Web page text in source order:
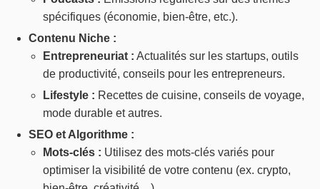
spécifiques (économie, bien-être, etc.).
Contenu Niche :
Entrepreneuriat : Actualités sur les startups, outils
de productivité, conseils pour les entrepreneurs.
Lifestyle : Recettes de cuisine, conseils de voyage,
mode durable et autres.
SEO et Algorithme :
Mots-clés : Utilisez des mots-clés variés pour
optimiser la visibilité de votre contenu (ex. crypto,